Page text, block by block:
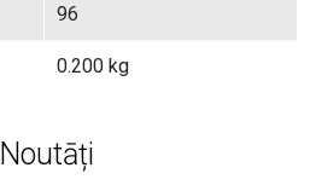
96
0.200 kg
Noutāți